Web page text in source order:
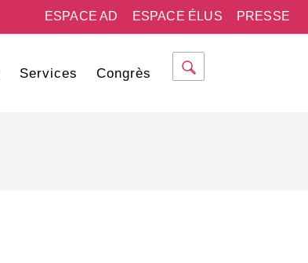
PRESSE
ESPACE ÉLUS
ESPACE AD
Services Congrès